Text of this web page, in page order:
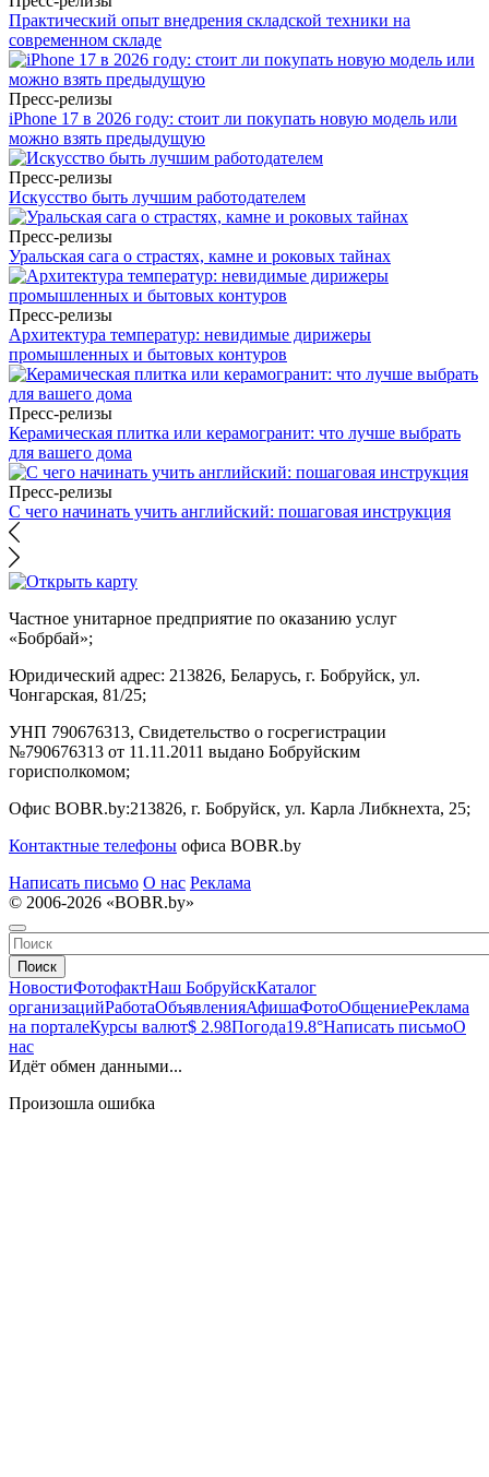
Практический опыт внедрения складской техники на
современном складе
Пресс-релизы
iPhone 17 в 2026 году: стоит ли покупать новую модель или
можно взять предыдущую
Пресс-релизы
Искусство быть лучшим работодателем
Пресс-релизы
Уральская сага о страстях, камне и роковых тайнах
Пресс-релизы
Архитектура температур: невидимые дирижеры
промышленных и бытовых контуров
Пресс-релизы
Керамическая плитка или керамогранит: что лучше выбрать
для вашего дома
Пресс-релизы
С чего начинать учить английский: пошаговая инструкция
Частное унитарное предприятие по оказанию услуг
«Бобрбай»;
Юридический адрес: 213826, Беларусь, г. Бобруйск, ул.
Чонгарская, 81/25;
УНП 790676313, Свидетельство о госрегистрации
№790676313 от 11.11.2011 выдано Бобруйским
горисполкомом;
Офис BOBR.by:213826, г. Бобруйск, ул. Карла Либкнехта, 25;
Контактные телефоны офиса BOBR.by
Написать письмо О нас Реклама
© 2006-2026 «BOBR.by»
Поиск
НовостиФотофактНаш БобруйскКаталог
организацийРаботаОбъявленияАфишаФотоОбщениеРеклама
на порталеКурсы валют$ 2.98Погода19.8°Написать письмоО
нас
Идёт обмен данными...
Произошла ошибка